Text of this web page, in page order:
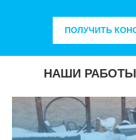
ПОЛУЧИТЬ
НАШИ